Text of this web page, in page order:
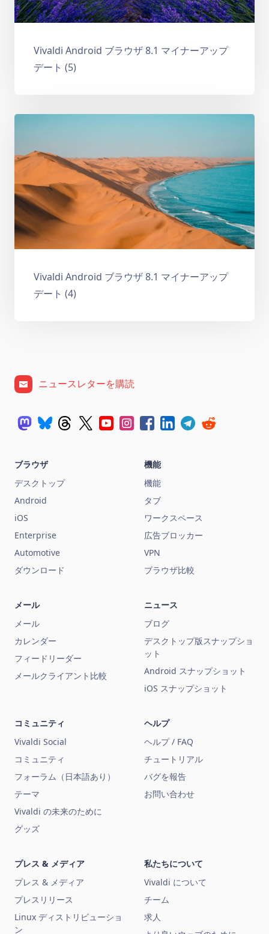
Vivaldi Android ブラウザ 8.1 マイナーアップ
デート (5)
Vivaldi Android ブラウザ 8.1 マイナーアップ
デート (4)
ニュースレターを購読
ブラウザ
デスクトップ
Android
iOS
Enterprise
Automotive
ダウンロード
機能
機能
タブ
ワークスペース
広告ブロッカー
VPN
ブラウザ比較
メール
メール
カレンダー
フィードリーダー
メールクライアント比較
ニュース
ブログ
デスクトップ版スナップショ
ット
Android スナップショット
iOS スナップショット
コミュニティ
Vivaldi Social
コミュニティ
フォーラム（日本語あり）
テーマ
Vivaldi の未来のために
グッズ
ヘルプ
ヘルプ / FAQ
チュートリアル
バグを報告
お問い合わせ
プレス & メディア
プレス & メディア
プレスリリース
Linux ディストリビューショ
ン
私たちについて
Vivaldi について
チーム
求人